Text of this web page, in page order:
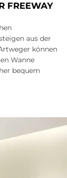
FREE­WAY
aus der
können
Wanne
bequem